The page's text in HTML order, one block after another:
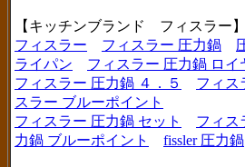
【キッチンブランド フィスラー】
フィスラー
フィスラー 圧力鍋
ライパン
フィスラー 圧力鍋 ロイ
フィスラー 圧力鍋 ４．５
フィス
スラー ブルーポイント
フィスラー 圧力鍋 セット
フィス
力鍋 ブルーポイント
fissler 圧力鍋